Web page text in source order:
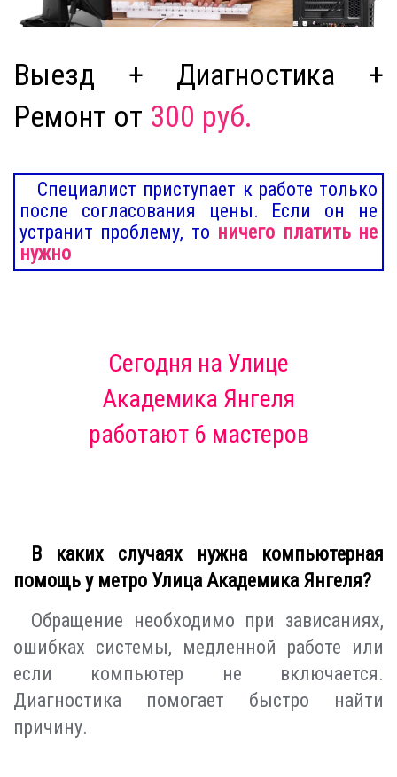
Выезд + Диагностика +
Ремонт от 300 руб.
Специалист приступает к работе только
после согласования цены. Если он не
устранит проблему, то ничего платить не
нужно
Сегодня на Улице
Академика Янгеля
работают 6 мастеров
В каких случаях нужна компьютерная
помощь у метро Улица Академика Янгеля?
Обращение необходимо при зависаниях,
ошибках системы, медленной работе или
если компьютер не включается.
Диагностика помогает быстро найти
причину.